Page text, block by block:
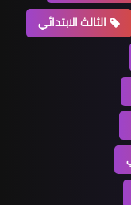
الثالث الابتدائي